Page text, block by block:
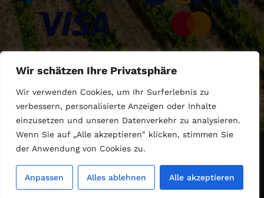
Wir schätzen Ihre Privatsphäre
Wir verwenden Cookies, um Ihr Surferlebnis zu
verbessern, personalisierte Anzeigen oder Inhalte
einzusetzen und unseren Datenverkehr zu analysieren.
Wenn Sie auf „Alle akzeptieren" klicken, stimmen Sie
der Anwendung von Cookies zu.
Anpassen Alles ablehnen Alle akzeptieren
Versandarten
Copyright © 2024 BlackSeaWine, Alle Rechte vorbehalten.